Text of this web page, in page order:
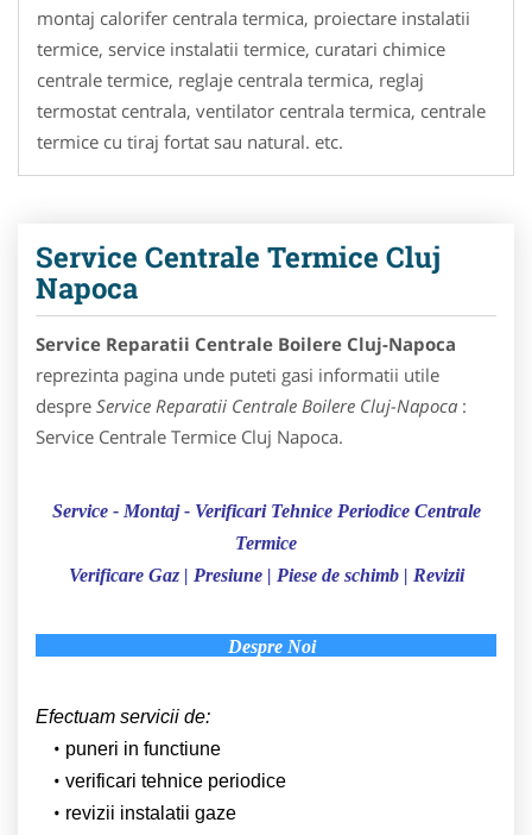
montaj calorifer centrala termica, proiectare instalatii
termice, service instalatii termice, curatari chimice
centrale termice, reglaje centrala termica, reglaj
termostat centrala, ventilator centrala termica, centrale
termice cu tiraj fortat sau natural. etc.
Service Centrale Termice Cluj
Napoca
Service Reparatii Centrale Boilere Cluj-Napoca
reprezinta pagina unde puteti gasi informatii utile
despre Service Reparatii Centrale Boilere Cluj-Napoca :
Service Centrale Termice Cluj Napoca.
Service - Montaj - Verificari Tehnice Periodice Centrale
Termice
Verificare Gaz | Presiune | Piese de schimb | Revizii
Despre Noi
Efectuam servicii de:
puneri in functiune
verificari tehnice periodice
revizii instalatii gaze